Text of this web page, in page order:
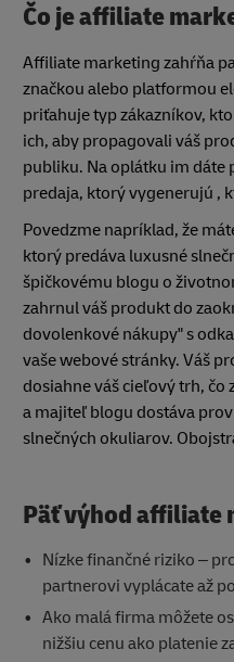
Čo je affiliate
Affiliate marketing zahŕňa
značkou alebo platformou
priťahuje typ zákazníkov,
ich, aby propagovali váš
publiku. Na oplátku im dáte
predaja, ktorý vygenerujú ,
Povedzme napríklad, že
ktorý predáva luxusné
špičkovému blogu o
zahrnul váš produkt do
dovolenkové nákupy" s
vaše webové stránky. Váš
dosiahne váš cieľový trh, čo
a majiteľ blogu dostáva
slnečných okuliarov.
Päť výhod affiliate
Nízke finančné riziko –
partnerovi vyplácate až
Ako malá firma môžete
nižšiu cenu ako platenie